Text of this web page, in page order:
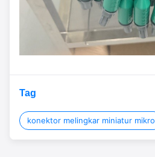
Tag
konektor melingkar miniatur mikro